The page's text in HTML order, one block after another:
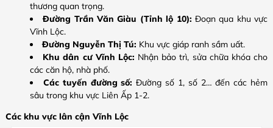
thương quan trọng.
Đường Trần Văn Giàu (Tỉnh lộ 10): Đoạn qua khu vực
Vĩnh Lộc.
Đường Nguyễn Thị Tú: Khu vực giáp ranh sầm uất.
Khu dân cư Vĩnh Lộc: Nhận bảo trì, sửa chữa khóa cho
các căn hộ, nhà phố.
Các tuyến đường số: Đường số 1, số 2… đến các hẻm
sâu trong khu vực Liên Ấp 1-2.
Các khu vực lân cận Vĩnh Lộc